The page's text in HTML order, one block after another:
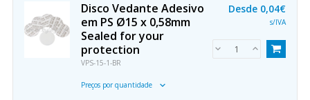
Disco Vedante Adesivo
em PS Ø15 x 0,58mm
Sealed for your
protection
VPS-15-1-BR
Preços por quantidade
Desde 0,04€
s/IVA